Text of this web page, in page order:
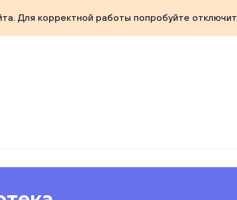
Для корректной работы попробуйте